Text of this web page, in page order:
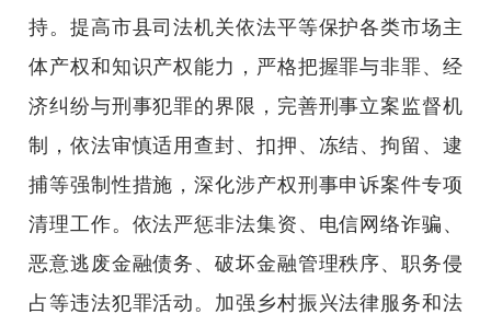
持。提高市县司法机关依法平等保护各类市场主
体产权和知识产权能力，严格把握罪与非罪、经
济纠纷与刑事犯罪的界限，完善刑事立案监督机
制，依法审慎适用查封、扣押、冻结、拘留、逮
捕等强制性措施，深化涉产权刑事申诉案件专项
清理工作。依法严惩非法集资、电信网络诈骗、
恶意逃废金融债务、破坏金融管理秩序、职务侵
占等违法犯罪活动。加强乡村振兴法律服务和法